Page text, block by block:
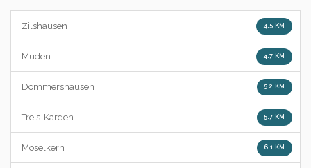
Zilshausen 4.5 KM
Müden 4.7 KM
Dommershausen 5.2 KM
Treis-Karden 5.7 KM
Moselkern 6.1 KM